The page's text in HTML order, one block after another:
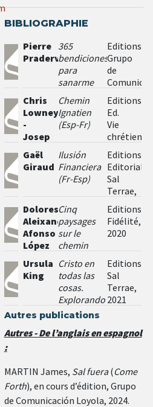
BIBLIOGRAPHIE
Pierre
Pradervand
365
bendiciones
para
sanarme
a mí
mismo y
al
mundo
Editions
Grupo
de
2018.
Chris
Lowney
-
Josep
Lluís
Iriberri,
sj
Chemin
Ignatien
(Esp-Fr)
Editions
Ed.
Vie
Gaël
Giraud
Ilusión
Financiera
(Fr-Esp)
Editions
Editorial
Sal
Terrae,
Dolores
Aleixandre;
Afonso
López
Cinq
paysages
sur le
chemin
Pâques
(Esp-Fr)
Editions
Fidélité,
2020
Ursula
King
Cristo en
todas las
cosas.
Explorando
la
junto a
de
Chardin
(Eng-Sp)
Editions
Sal
Terrae,
2021
Autres publications
Autres - De l’anglais en espagnol
:
MARTIN James, Sal fuera(Come
Forth), en cours d’édition, Grupo
de Comunicación Loyola, 2024.